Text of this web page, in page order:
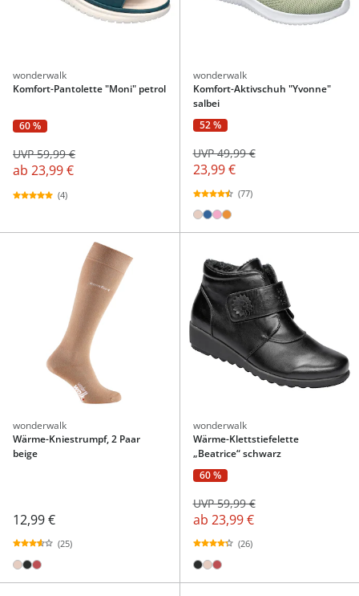
wonderwalk
Komfort-Pantolette "Moni" petrol
60 %
ab 23,99 €
UVP 59,99 €
(4)
wonderwalk
Komfort-Aktivschuh "Yvonne"
salbei
52 %
23,99 €
UVP 49,99 €
(77)
wonderwalk
Wärme-Kniestrumpf, 2 Paar
beige
12,99 €
(25)
wonderwalk
Wärme-Klettstiefelette
„Beatrice“ schwarz
60 %
ab 23,99 €
UVP 59,99 €
(26)